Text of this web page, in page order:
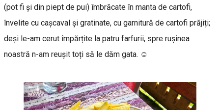
(pot fi și din piept de pui) îmbrăcate în manta de cartofi,
învelite cu cașcaval și gratinate, cu garnitură de cartofi prăjiți;
deși le-am cerut împărțite la patru farfurii, spre rușinea
noastră n-am reușit toți să le dăm gata. ☺️